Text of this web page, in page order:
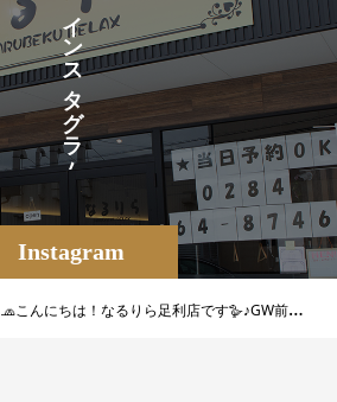
Instagram
イ
ン
ス
タ
グ
ラ
ム
🧢こんにちは！なるりら足利店です🪿♪GW前半が過ぎ、カレンダーでは平日の今日、皆様はいかがお過ごしでしょうか🪸🫧期間限定★新人さわだクーポンは本日までのご案内でしたが、今回の新人クーポンも大盛況となり、ご利用いただいた皆様、誠にありがとうございます❣️お陰様で順調に経験値を積み、来月からは新人期間を抜けますが今後の活躍に期待大ですね🕺🏻️そして４月は本日まで！ということで、明日５月からは、ホットペッパーから新たなクーポンが登場します🏻５月恒例の【母の日クーポン】🩵本日夜、発行予定です次回更新では、【母の日クーポン】の詳細をご紹介いたしますので是非お楽しみに🥳.このあとの時間帯、若干枠ご案内可能です🏻‍♀️本日も皆様のご来店を、スタッフ一同心よりお待ちしております＊＊＊＊＊出勤情報＆空き状況＊＊＊＊＊4/30(火)いとう・さわだ・かなや・はなやま（出勤順）ご案内14：45〜17：00、20：45〜24：00ペア👥20：45〜23：005/1(水)すぁだ・はなやま・すずき・かなやサウナくん・さかもと・かわしま（出勤順）全時間受付中👥ペア・複数名歓迎＝＝＝＝＝＝＝＝＝＝＝＝＝＝＝＝＝＝＝＝＝＝【リラクゼーションサロン なるりら】栃木県足利市田中町783-2 🛜https://www.narurira.jp️0284-64-8746️公式LINE検索ID【@270tecfq】.#なるりら #narurira #リラク #リラクゼーションサロン #マッサージ #快眠 #浮腫改善 #肩こり #足ツボ #血流改善 #血行促進 #冷え性改善 #免疫力向上 #筋膜リリース #揉みほぐし #リンパマッサージ #ヘッドマッサージ #オイルマッサージ #足利 #栃木 #ashikaga #足利市 #栃木県足利市 #足利もみほぐし #足利サロン #自律神経 #予約受付中 #当日予約OK – from Instagram